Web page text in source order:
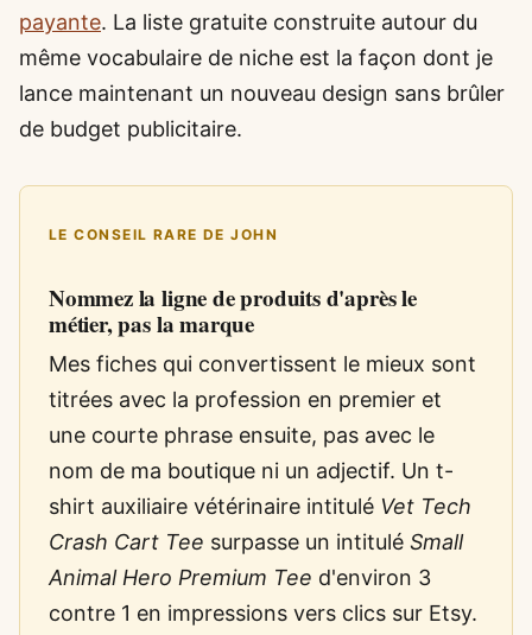
payante. La liste gratuite construite autour du
même vocabulaire de niche est la façon dont je
lance maintenant un nouveau design sans brûler
de budget publicitaire.
LE CONSEIL RARE DE JOHN
Nommez la ligne de produits d'après le
métier, pas la marque
Mes fiches qui convertissent le mieux sont
titrées avec la profession en premier et
une courte phrase ensuite, pas avec le
nom de ma boutique ni un adjectif. Un t-
shirt auxiliaire vétérinaire intitulé Vet Tech
Crash Cart Tee surpasse un intitulé Small
Animal Hero Premium Tee d'environ 3
contre 1 en impressions vers clics sur Etsy.